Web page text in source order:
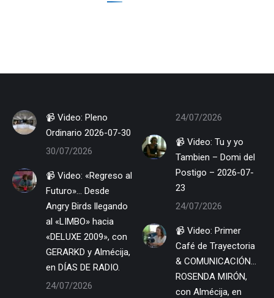
📹 Video: Pleno
Ordinario 2026-07-30
30/07/2026
📹 Video: «Regreso al
Futuro»… Desde
Angry Birds llegando
al «LIMBO» hacia
«DELUXE 2009», con
GERARKD y Almécija,
en DÍAS DE RADIO.
24/07/2026
24/07/2026
📹 Video: Tu y yo
Tambien – Domi del
Postigo – 2026-07-
23
24/07/2026
📹 Video: Primer
Café de Trayectoria
& COMUNICACIÓN…
ROSENDA MIRÓN,
con Almécija, en